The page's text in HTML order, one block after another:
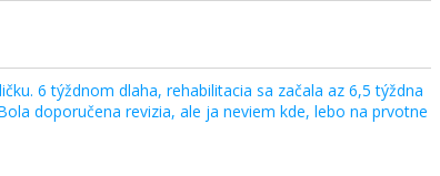
6 týždnom dlaha, rehabilitacia sa začala az 6,5 týždna
doporučena revizia, ale ja neviem kde, lebo na prvotne